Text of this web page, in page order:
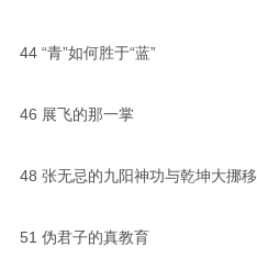
44 “青”如何胜于“蓝”
46 展飞的那一掌
48 张无忌的九阳神功与乾坤大挪移
51 伪君子的真教育